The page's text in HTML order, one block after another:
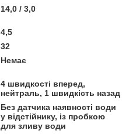
14,0 / 3,0
4,5
32
Немає
4 швидкості вперед,
нейтраль, 1 швидкість назад
Без датчика наявності води
у відстійнику, із пробкою
для зливу води